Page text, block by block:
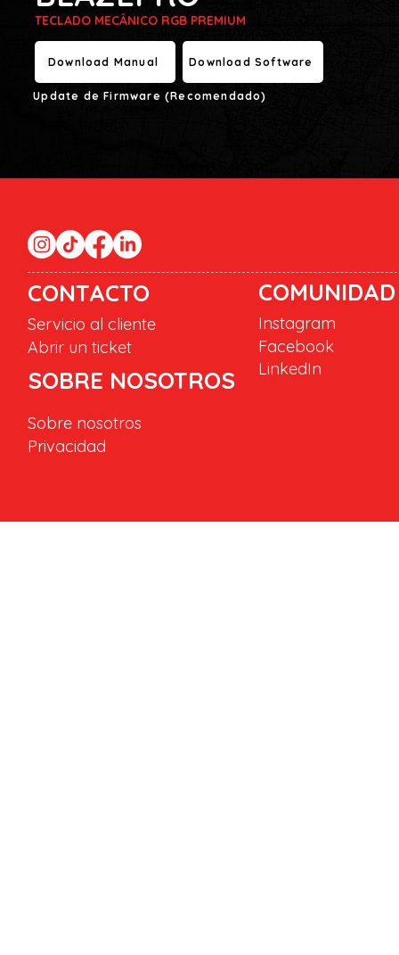
Update de Firmware (Recomendado)
TECLADO MECÂNICO RGB PREMIUM
Download Manual Download Software
CONTACTO
Servicio al cliente
Abrir un ticket
SOBRE NOSOTROS
COMUNIDAD
Instagram
Facebook
LinkedIn
Sobre nosotros
Privacidad